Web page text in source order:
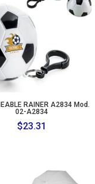
RAINER A2834 Mod.
02-A2834
$23.31